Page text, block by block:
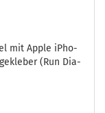
mit Apple iPho­
(Run Dia­